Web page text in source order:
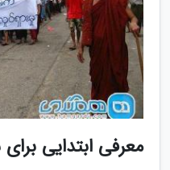
معرفی ابتدایی برای